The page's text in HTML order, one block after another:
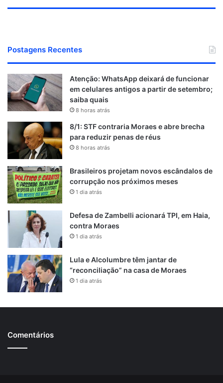
Postagens Recentes
Atenção: WhatsApp deixará de funcionar
em celulares antigos a partir de setembro;
saiba quais
8 horas atrás
8/1: STF contraria Moraes e abre brecha
para reduzir penas de réus
8 horas atrás
Brasileiros projetam novos escândalos de
corrupção nos próximos meses
1 dia atrás
Defesa de Zambelli acionará TPI, em Haia,
contra Moraes
1 dia atrás
Lula e Alcolumbre têm jantar de
“reconciliação” na casa de Moraes
1 dia atrás
Comentários